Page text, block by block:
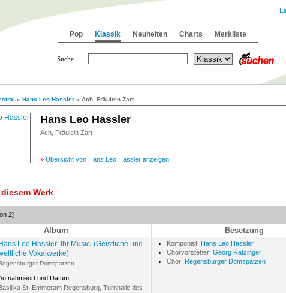
» Hans Leo Hassler » Ach, Fräulein Zart
Hans Leo Hassler
Ach, Fräulein Zart
» Übersicht von Hans Leo Hassler anzeigen
Werk
2]
Album Besetzung
Hans Leo Hassler: Ihr Musici (Geistliche und
Vokalwerke)
Domspatzen
und Datum
St. Emmeram Regensburg, Turnhalle des
Komponist: Hans Leo Hassler
Chorvorsteher: Georg Ratzinger
Chor: Regensburger Domspatzen
Pop Klassik Neuheiten Charts Merkliste
Suche